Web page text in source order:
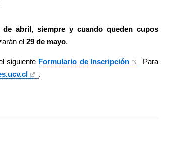
de abril, siempre y cuando queden cupos
el 29 de mayo.
siguiente Formulario de Inscripción
Para
.